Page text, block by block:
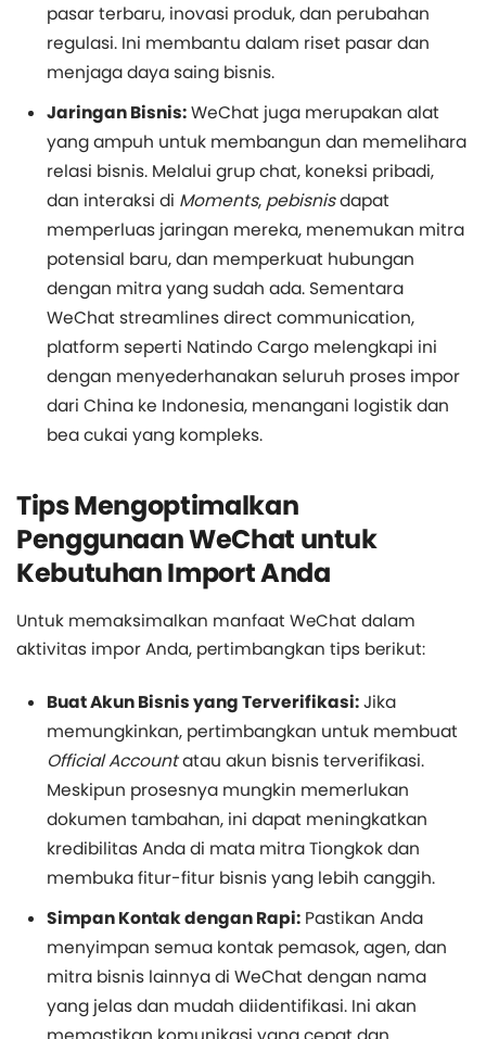
pasar terbaru, inovasi produk, dan perubahan
regulasi. Ini membantu dalam riset pasar dan
menjaga daya saing bisnis.
Jaringan Bisnis:WeChat juga merupakan alat
yang ampuh untuk membangun dan memelihara
relasi bisnis. Melalui grup chat, koneksi pribadi,
dan interaksi di Moments, pebisnisdapat
memperluas jaringan mereka, menemukan mitra
potensial baru, dan memperkuat hubungan
dengan mitra yang sudah ada. Sementara
WeChat streamlines direct communication,
platform seperti Natindo Cargo melengkapi ini
dengan menyederhanakan seluruh proses impor
dari China ke Indonesia, menangani logistik dan
bea cukai yang kompleks.
Tips Mengoptimalkan
Penggunaan WeChat untuk
Kebutuhan Import Anda
Untuk memaksimalkan manfaat WeChat dalam
aktivitas impor Anda, pertimbangkan tips berikut:
Buat Akun Bisnis yang Terverifikasi:Jika
memungkinkan, pertimbangkan untuk membuat
Official Accountatau akun bisnis terverifikasi.
Meskipun prosesnya mungkin memerlukan
dokumen tambahan, ini dapat meningkatkan
kredibilitas Anda di mata mitra Tiongkok dan
membuka fitur-fitur bisnis yang lebih canggih.
Simpan Kontak dengan Rapi: Pastikan Anda
menyimpan semua kontak pemasok, agen, dan
mitra bisnis lainnya di WeChat dengan nama
yang jelas dan mudah diidentifikasi. Ini akan